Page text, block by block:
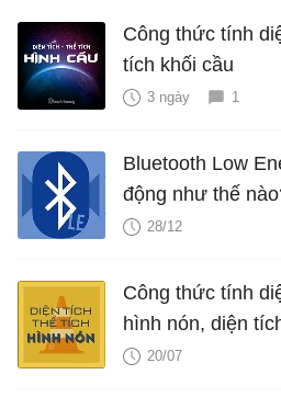
Công thức tính
tích khối cầu
3 ngày 1
Bluetooth Low
động như thế
28/12
Công thức tính
hình nón, diện
thể tích hình nón,
20/07